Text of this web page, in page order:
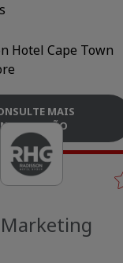
Hotel Cape Town
MAIS